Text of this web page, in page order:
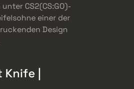
CS2(CS:GO)-
einer der
Design
Knife |